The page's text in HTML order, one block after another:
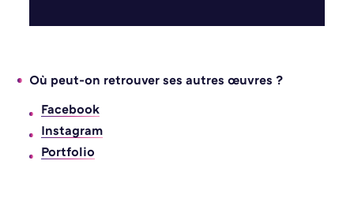
Où peut-on retrouver ses autres œuvres ?
Facebook
Instagram
Portfolio